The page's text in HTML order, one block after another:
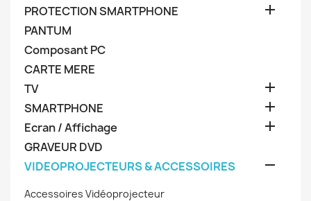
PROTECTION SMARTPHONE

PANTUM
Composant PC
CARTE MERE
TV

SMARTPHONE 
Ecran / Affichage 
GRAVEUR DVD
VIDEOPROJECTEURS & ACCESSOIRES

Accessoires Vidéoprojecteur